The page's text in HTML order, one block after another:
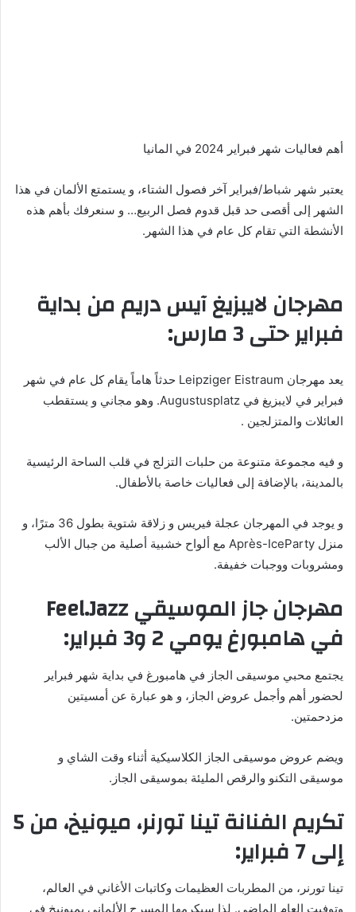
أهم فعاليات شهر فبراير 2024 في المانيا
يعتبر شهر شباط/فبراير آخر فصول الشتاء، و يستمتع الألمان في هذا
الشهر إلى أقصى حد قبل قدوم فصل الربيع… و سنعرفك بأهم هذه
الأنشطة التي تقام كل عام في هذا الشهر.
مهرجان لايبزيغ آيس دريم من بداية
فبراير حتى 3 مارس:
يعد مهرجان Leipziger Eistraum حدثاً هاماً يقام كل عام في شهر
فبراير في لايبزيغ في Augustusplatz. وهو مجاني و يستقطب
العائلات والمتزلجين .
و فيه مجموعة متنوعة من حلبات التزلج في قلب الساحة الرئيسية
بالمدينة، بالإضافة إلى فعاليات خاصة بالأطفال.
و يوجد في المهرجان عجلة فيريس و زلاقة شتوية بطول 36 مترًا، و
منزل Après-IceParty مع ألواح خشبية أصلية من جبال الألب
ومشروبات ووجبات خفيفة.
مهرجان جاز الموسيقي Feel.Jazz
في هامبورغ يومي 2 و3 فبراير:
يجتمع محبي موسيقى الجاز في هامبورغ في بداية شهر فبراير
لحضور أهم وأجمل عروض الجاز، و هو عبارة عن أمسيتين
مزدحمتين.
ويضم عروض موسيقى الجاز الكلاسيكية أثناء وقت الشاي و
موسيقى التكنو والرقص المليئة بموسيقى الجاز.
تكريم الفنانة تينا تورنر، ميونيخ، من 5
إلى 7 فبراير:
تينا تورنر، من المطربات العظيمات وكاتبات الأغاني في العالم،
وتوفيت العام الماضي. لذا سيكرمها المسرح الألماني بميونيخ في